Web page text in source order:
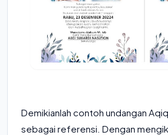
Demikianlah contoh undangan
sebagai referensi. Dengan